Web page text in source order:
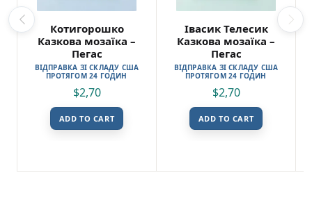
Котигорошко
Казкова мозаїка –
Пегас
ВІДПРАВКА ЗІ СКЛАДУ США
ПРОТЯГОМ 24 ГОДИН
$2,70
ADD TO CART
Івасик Телесик
Казкова мозаїка –
Пегас
ВІДПРАВКА ЗІ СКЛАДУ США
ПРОТЯГОМ 24 ГОДИН
$2,70
ADD TO CART